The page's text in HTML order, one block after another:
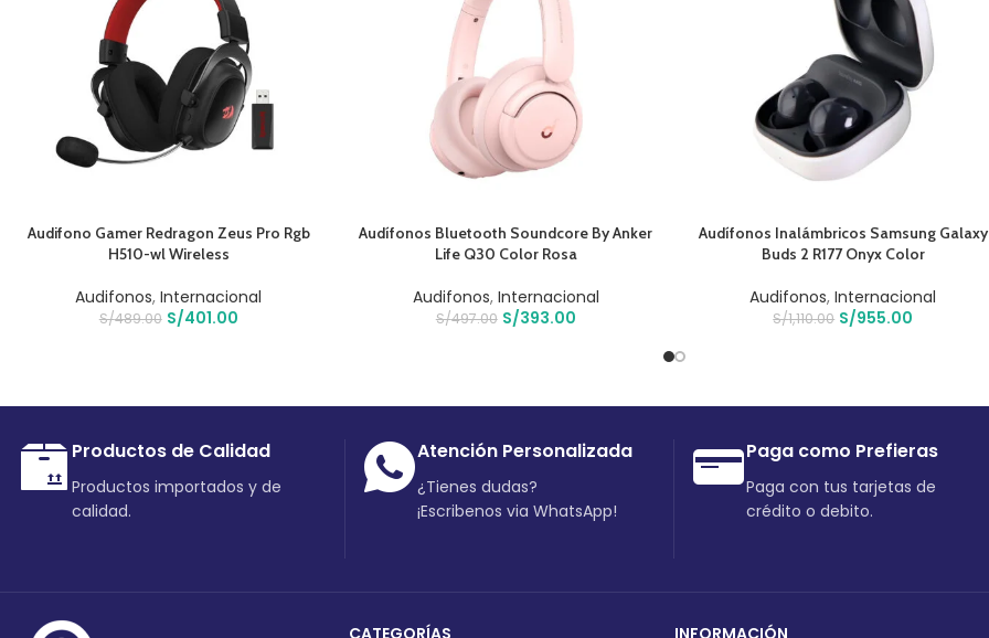
AÑADIR AL CARRITO
Audifono Gamer Redragon Zeus Pro Rgb
H510-wl Wireless
Audifonos,Internacional
S/489.00 S/401.00
AÑADIR AL CARRITO
Audífonos Bluetooth Soundcore By Anker
Life Q30 Color Rosa
Audifonos, Internacional
S/497.00 S/393.00
AÑADIR AL CARRITO
Audífonos Inalámbricos Samsung Galaxy
Buds 2 R177 Onyx Color
Audifonos,Internacional
S/1,110.00 S/955.00
Productos de Calidad
Productos importados y de
calidad.
Atención Personalizada
¿Tienes dudas?
¡Escribenos via WhatsApp!
Paga como Prefieras
Paga con tus tarjetas de
crédito o debito.